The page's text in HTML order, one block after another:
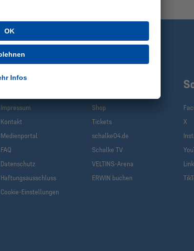
Infos
Impressum
Kontakt
Medienportal
FAQ
Datenschutz
Haftungsausschluss
Cookie-Einstellungen
Shop
Tickets
schalke04.de
Schalke TV
VELTINS-Arena
ERWIN buchen
X